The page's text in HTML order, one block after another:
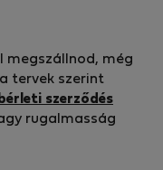
megszállnod, még
tervek szerint
bérleti szerződés
rugalmasság